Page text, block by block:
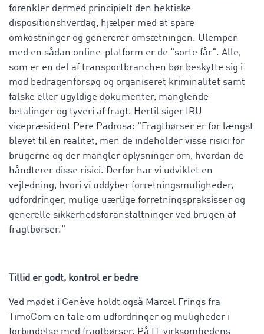
forenkler dermed principielt den hektiske
dispositionshverdag, hjælper med at spare
omkostninger og genererer omsætningen. Ulempen
med en sådan online-platform er de "sorte får". Alle,
som er en del af transportbranchen bør beskytte sig i
mod bedrageriforsøg og organiseret kriminalitet samt
falske eller ugyldige dokumenter, manglende
betalinger og tyveri af fragt. Hertil siger IRU
vicepræsident Pere Padrosa: "Fragtbørser er for længst
blevet til en realitet, men de indeholder visse risici for
brugerne og der mangler oplysninger om, hvordan de
håndterer disse risici. Derfor har vi udviklet en
vejledning, hvori vi uddyber forretningsmuligheder,
udfordringer, mulige uærlige forretningspraksisser og
generelle sikkerhedsforanstaltninger ved brugen af
fragtbørser."
Tillid er godt, kontrol er bedre
Ved mødet i Genève holdt også Marcel Frings fra
TimoCom en tale om udfordringer og muligheder i